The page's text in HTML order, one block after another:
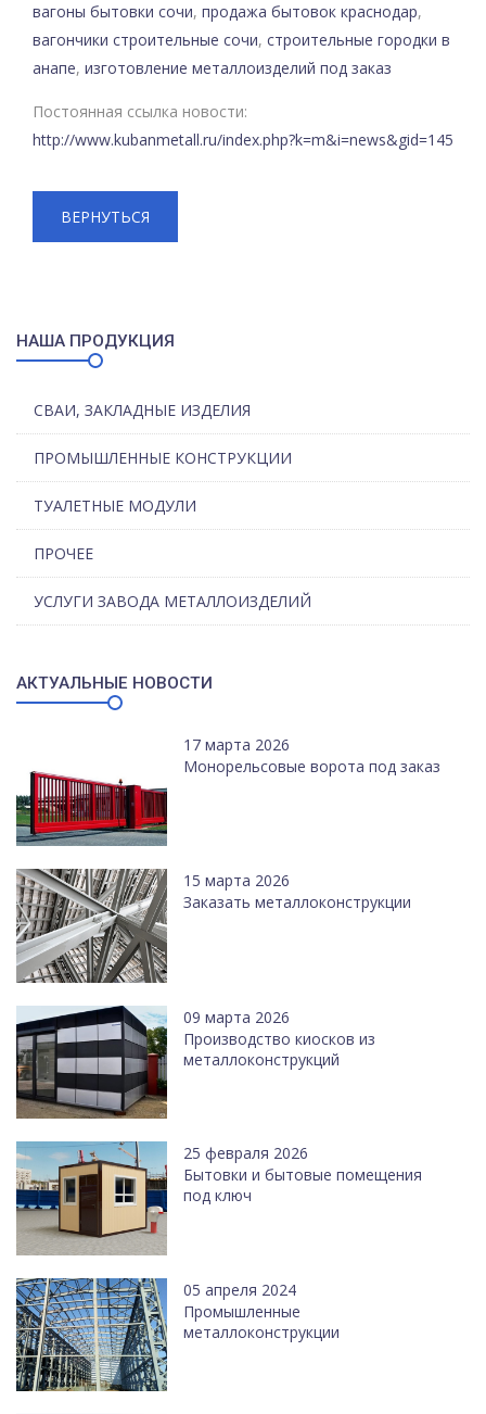
вагоны бытовки сочи, продажа бытовок краснодар,
вагончики строительные сочи, строительные городки в
анапе, изготовление металлоизделий под заказ
Постоянная ссылка новости:
http://www.kubanmetall.ru/index.php?k=m&i=news&gid=145
ВЕРНУТЬСЯ
НАША ПРОДУКЦИЯ
СВАИ, ЗАКЛАДНЫЕ ИЗДЕЛИЯ
ПРОМЫШЛЕННЫЕ КОНСТРУКЦИИ
ТУАЛЕТНЫЕ МОДУЛИ
ПРОЧЕЕ
УСЛУГИ ЗАВОДА МЕТАЛЛОИЗДЕЛИЙ
АКТУАЛЬНЫЕ НОВОСТИ
17 марта 2026
Монорельсовые ворота под заказ
15 марта 2026
Заказать металлоконструкции
09 марта 2026
Производство киосков из
металлоконструкций
25 февраля 2026
Бытовки и бытовые помещения
под ключ
05 апреля 2024
Промышленные
металлоконструкции